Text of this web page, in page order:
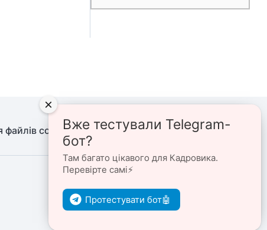
файлів cookie Політика конфіденційності
Вже тестували Telegram-
бот?
Там багато цікавого для Кадровика.
Перевірте самі⚡️
Протестувати бот🤖
×